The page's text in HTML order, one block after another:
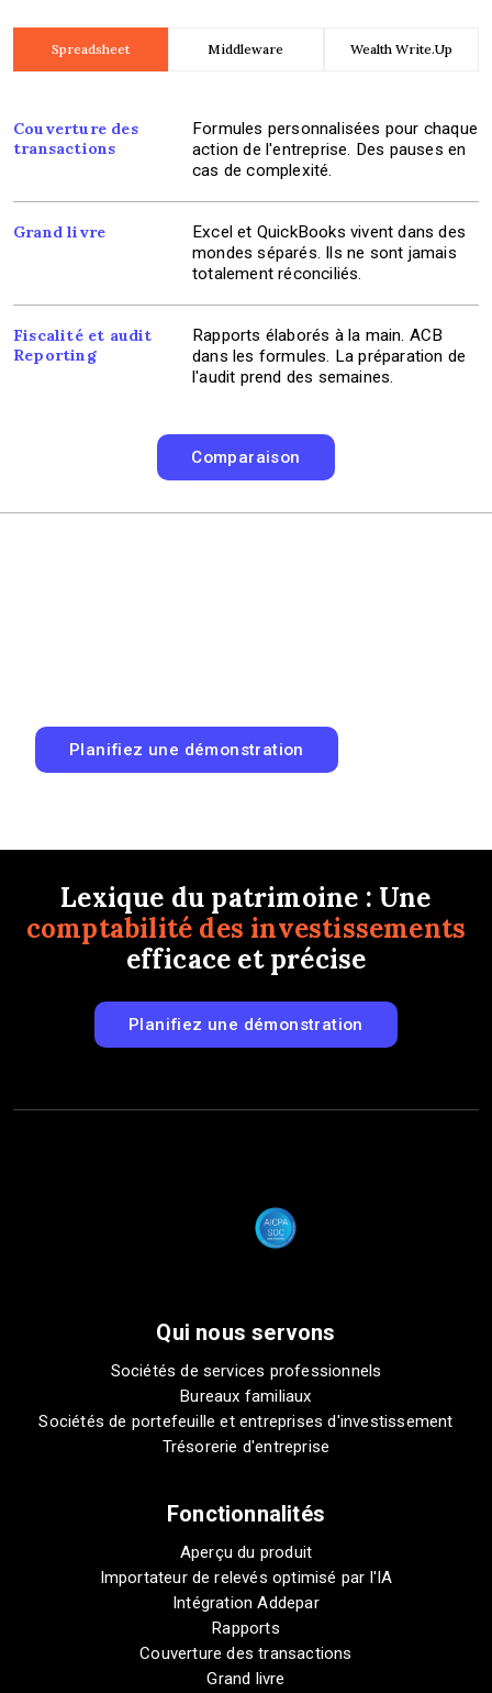
Spreadsheet Middleware Wealth Write.Up
Couverture des
transactions
Formules personnalisées pour chaque
action de l'entreprise. Des pauses en
cas de complexité.
Grand livre
Excel et QuickBooks vivent dans des
mondes séparés. Ils ne sont jamais
totalement réconciliés.
Fiscalité et audit
Reporting
Rapports élaborés à la main. ACB
dans les formules. La préparation de
l'audit prend des semaines.
Comparaison
Planifiez une démonstration
Lexique du patrimoine : Une
comptabilité des investissements
efficace et précise
Planifiez une démonstration
Qui nous servons
Sociétés de services professionnels
Bureaux familiaux
Sociétés de portefeuille et entreprises d'investissement
Trésorerie d'entreprise
Fonctionnalités
Aperçu du produit
Importateur de relevés optimisé par l'IA
Intégration Addepar
Rapports
Couverture des transactions
Grand livre